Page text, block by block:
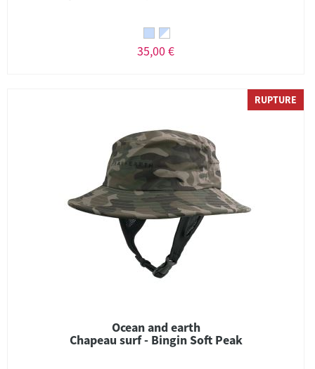
35,00 €
RUPTURE
Ocean and earth
Chapeau surf - Bingin Soft Peak